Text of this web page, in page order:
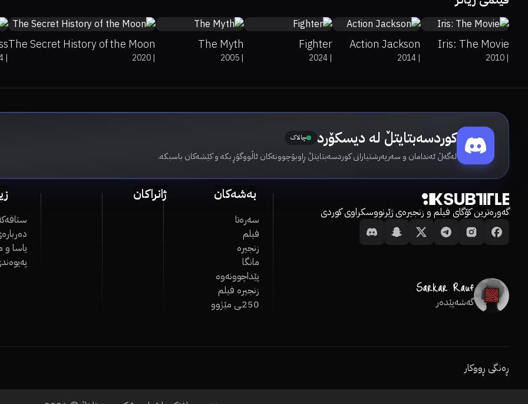
Iris: The Movie
|
2010
Action Jackson
|
2014
Fighter
|
2024
The Myth
|
2005
The Secret History of the Moon
|
2020
|
کوردسەبتایتڵ لە دیسکۆرد چالاک
لەگەڵ ئەندامان و سەرپەرشتیارانی کوردسەبتایتڵ ڕاوبۆچوونەکان ئاڵووگۆڕ بکە و کێشەکان باسبکە.
گەورەترین کۆگای فیلم و زنجیرەی ژێرنووسکراوی کوردی
گەشەپێدەر
بەشەکان
سەرەتا
فیلم
زنجیرە
مانگا
پێداچوونەوە
زنجیرە فیلم
250ـی مێژوو
ژانراکان
یاسا و
ڕەنگی ڕووکار